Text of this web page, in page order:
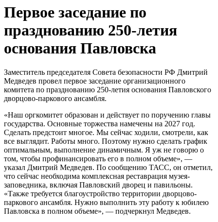
Первое заседание по
празднованию 250-летия
основания Павловска
Заместитель председателя Совета безопасности РФ Дмитрий
Медведев провел первое заседание организационного
комитета по празднованию 250-летия основания Павловского
дворцово-паркового ансамбля.
«Наш оргкомитет образован и действует по поручению главы
государства. Основные торжества намечены на 2027 год.
Сделать предстоит многое. Мы сейчас ходили, смотрели, как
все выглядит. Работы много. Поэтому нужно сделать график
оптимальным, выполнение динамичным. Я уж не говорю о
том, чтобы профинансировать его в полном объеме», —
указал Дмитрий Медведев. По сообщению ТАСС, он отметил,
что сейчас необходима комплексная реставрация музея-
заповедника, включая Павловский дворец и павильоны.
«Также требуется благоустройство территории дворцово-
паркового ансамбля. Нужно выполнить эту работу к юбилею
Павловска в полном объеме», — подчеркнул Медведев.